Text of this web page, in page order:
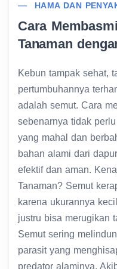
HAMA DAN
Cara
Tanaman
Kebun tampak sehat,
pertumbuhannya
adalah semut. Cara
sebenarnya tidak
yang mahal dan
bahan alami dari
efektif dan aman.
Tanaman? Semut
karena ukurannya
justru bisa merugikan
Semut sering
parasit yang
predator alaminya.